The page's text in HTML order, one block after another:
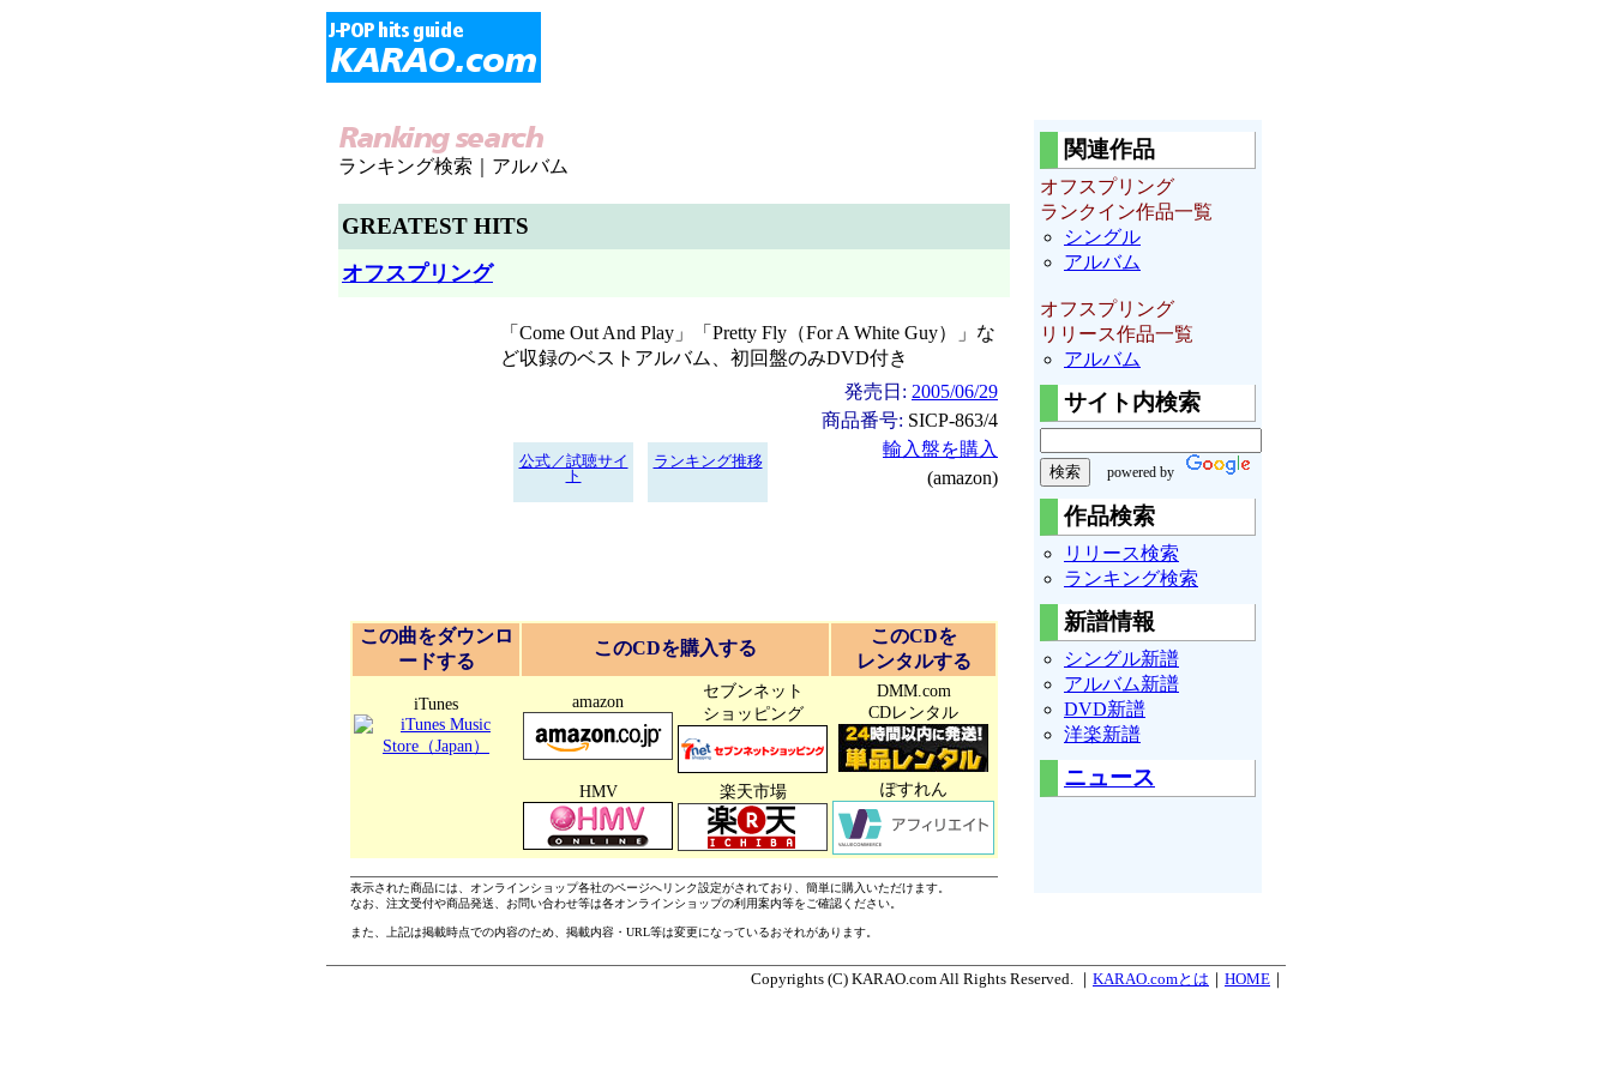
ランキング検索｜アルバム
GREATEST HITS
オフスプリング
「Come Out And Play」「Pretty Fly（For A White Guy）」な
ど収録のベストアルバム、初回盤のみDVD付き
発売日: 2005/06/29
商品番号: SICP-863/4
公式／試聴サイ
ト
ランキング推移
輸入盤を購入
(amazon)
この曲をダウンロ
ードする
このCDを購入する
このCDを
レンタルする
iTunes amazon
セブンネット
ショッピング
DMM.com
CDレンタル
HMV 楽天市場 ぽすれん
表示された商品には、オンラインショップ各社のページへリンク設定がされており、簡単に購入いただけます。
なお、注文受付や商品発送、お問い合わせ等は各オンラインショップの利用案内等をご確認ください。
また、上記は掲載時点での内容のため、掲載内容・URL等は変更になっているおそれがあります。
関連作品
オフスプリング
ランクイン作品一覧
シングル
アルバム
オフスプリング
リリース作品一覧
アルバム
サイト内検索
powered by
作品検索
リリース検索
ランキング検索
新譜情報
シングル新譜
アルバム新譜
DVD新譜
洋楽新譜
ニュース
Copyrights (C) KARAO.com All Rights Reserved. ｜ KARAO.comとは HOME